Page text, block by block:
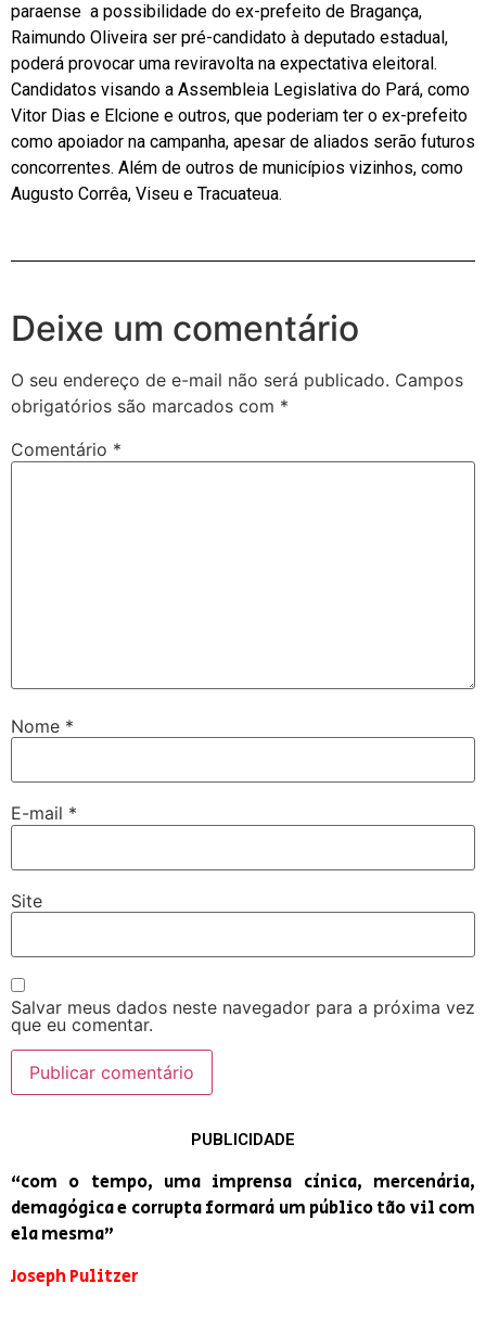
paraense a possibilidade do ex-prefeito de Bragança,
Raimundo Oliveira ser pré-candidato à deputado estadual,
poderá provocar uma reviravolta na expectativa eleitoral.
Candidatos visando a Assembleia Legislativa do Pará, como
Vitor Dias e Elcione e outros, que poderiam ter o ex-prefeito
como apoiador na campanha, apesar de aliados serão futuros
concorrentes. Além de outros de municípios vizinhos, como
Augusto Corrêa, Viseu e Tracuateua.
Deixe um comentário
O seu endereço de e-mail não será publicado. Campos
obrigatórios são marcados com *
Comentário *
Nome *
E-mail *
Site
Salvar meus dados neste navegador para a próxima vez
que eu comentar.
PUBLICIDADE
“com o tempo, uma imprensa cínica, mercenária,
demagógica e corrupta formará um público tão vil com
ela mesma”
Joseph Pulitzer